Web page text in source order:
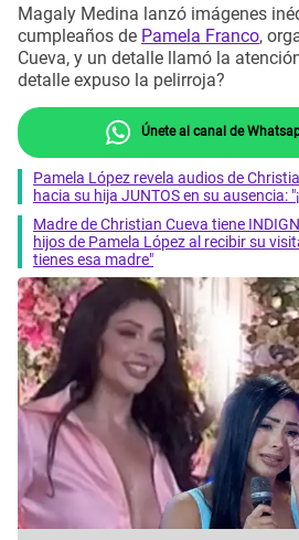
Magaly Medina lanzó imágenes
cumpleaños de Pamela Franco,
Cueva, y un detalle llamó la
detalle expuso la pelirroja?
Únete al canal de
Pamela López revela audios de
hacia su hija JUNTOS en su ausencia:
Madre de Christian Cueva tiene
hijos de Pamela López al recibir su
tienes esa madre"